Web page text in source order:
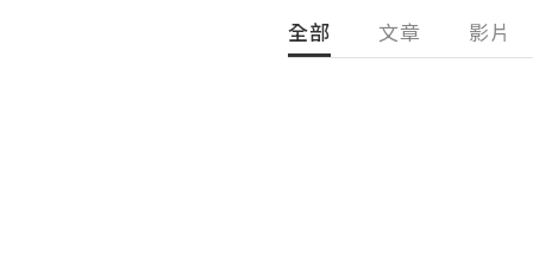
全部 文章 影片